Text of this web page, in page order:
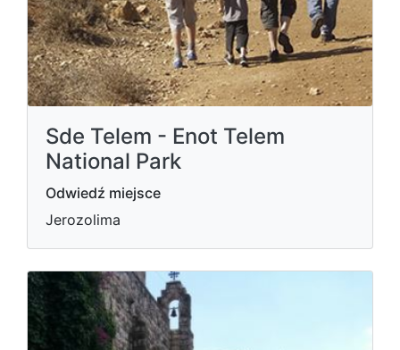
Sde Telem - Enot Telem
National Park
Odwiedź miejsce
Jerozolima